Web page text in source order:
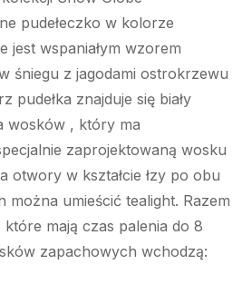
pudełeczko w kolorze
jest wspaniałym wzorem
śniegu z jagodami ostrokrzewu
pudełka znajduje się biały
wosków , który ma
zaprojektowaną wosku
otwory w kształcie łzy po obu
umieścić tealight. Razem
mają czas palenia do 8
zapachowych wchodzą: